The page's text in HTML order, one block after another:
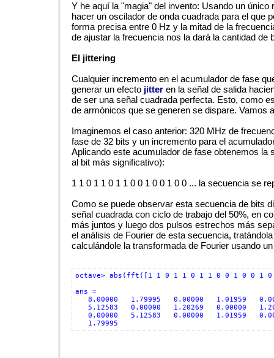
Y he aquí la "magia" del invento: Usando un
hacer un oscilador de onda cuadrada para el que
forma precisa entre 0 Hz y la mitad de la
de ajustar la frecuencia nos la dará la cantidad de
El jittering
Cualquier incremento en el acumulador de fase
generar un efecto jitter en la señal de salida
de ser una señal cuadrada perfecta. Esto, como
de armónicos que se generen se dispare. Vamos
Imaginemos el caso anterior: 320 MHz de
fase de 32 bits y un incremento para el
Aplicando este acumulador de fase obtenemos la
al bit más significativo):
1 1 0 1 1 0 1 1 0 0 1 0 0 1 0 0 ... la secuencia se
Como se puede observar esta secuencia de bits
señal cuadrada con ciclo de trabajo del 50%, en
más juntos y luego dos pulsos estrechos más
el análisis de Fourier de esta secuencia,
calculándole la transformada de Fourier usando
octave> abs(fft([1 1 0 1 1 0 1 1 0 0 1 0 0 1
ans =
8.00000   1.79995   0.00000   1.01959
5.12583   0.00000   1.20269   0.00000
0.00000   5.12583   0.00000   1.01959
   1.79995